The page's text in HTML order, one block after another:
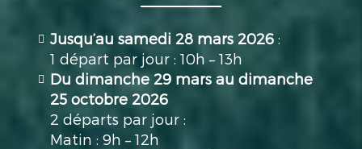
Jusqu’au samedi 28 mars 2026 :
1 départ par jour : 10h – 13h
Du dimanche 29 mars au dimanche
25 octobre 2026
2 départs par jour :
Matin : 9h – 12h